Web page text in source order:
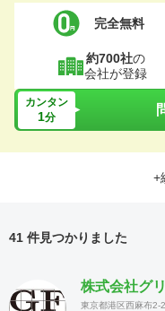
完全無料
約700社の
会社が登録
カンタン
1分
+
41 件見つかりました
株式会社グ
東京都港区西麻布2-